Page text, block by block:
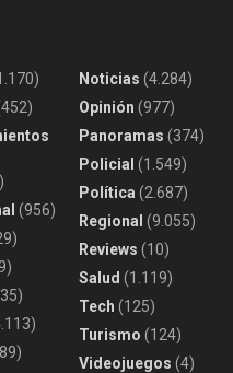
(956)
Noticias (4.284)
Opinión (977)
Panoramas (374)
Policial (1.549)
Política (2.687)
Regional (9.055)
Reviews (10)
Salud (1.119)
Tech (125)
Turismo (124)
Videojuegos (4)